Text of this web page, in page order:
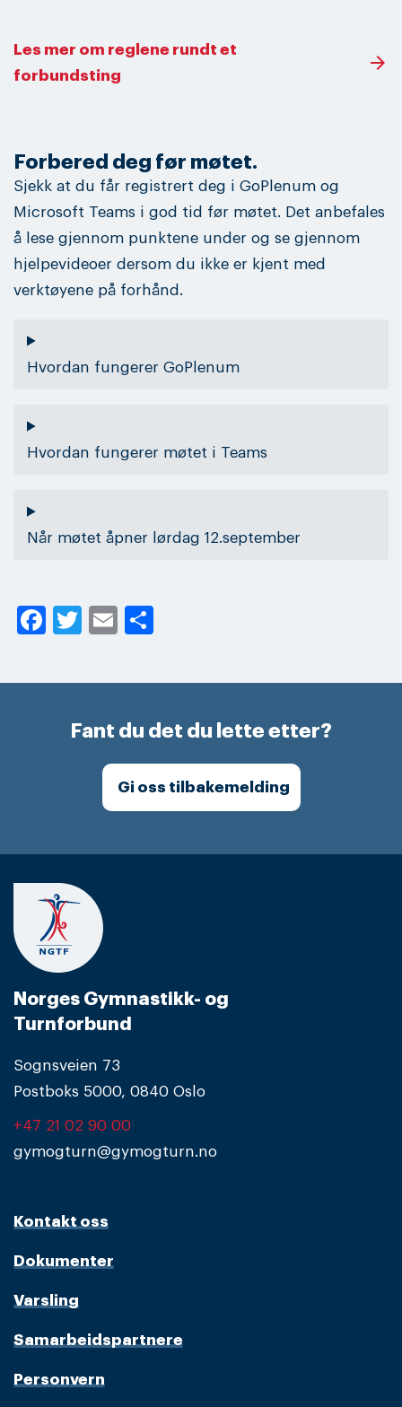
Les mer om reglene rundt et
forbundsting
Forbered deg før møtet.
Sjekk at du får registrert deg i GoPlenum og
Microsoft Teams i god tid før møtet. Det anbefales
å lese gjennom punktene under og se gjennom
hjelpevideoer dersom du ikke er kjent med
verktøyene på forhånd.
Hvordan fungerer GoPlenum
Hvordan fungerer møtet i Teams
Når møtet åpner lørdag 12.september
Facebook
Twitter
Email
Fant du det du lette etter?
Gi oss tilbakemelding
Norges Gymnastikk- og
Turnforbund
Sognsveien 73
Postboks 5000, 0840 Oslo
+47 21 02 90 00
gymogturn@gymogturn.no
Kontakt oss
Dokumenter
Varsling
Samarbeidspartnere
Personvern